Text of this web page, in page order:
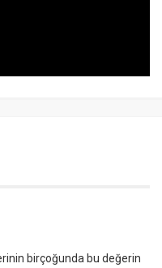
birçoğunda bu değerin